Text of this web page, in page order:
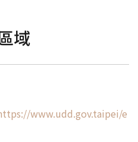
域
www.udd.gov.taipei/e